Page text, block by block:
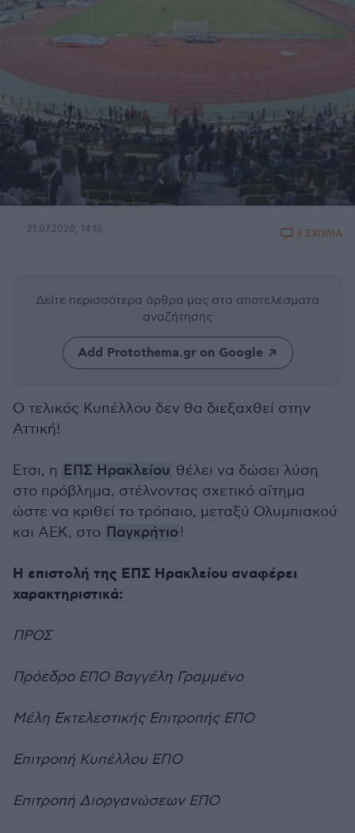
21.07.2020, 14:16 3 ΣΧΟΛΙΑ
Δείτε περισσότερα άρθρα μας στα αποτελέσματα
αναζήτησης
Add Protothema.gr on Google
Ο τελικός Κυπέλλου δεν θα διεξαχθεί στην
Αττική!
Ετσι, η ΕΠΣ Ηρακλείου θέλει να δώσει λύση
στο πρόβλημα, στέλνοντας σχετικό αίτημα
ώστε να κριθεί το τρόπαιο, μεταξύ Ολυμπιακού
και ΑΕΚ, στο Παγκρήτιο!
Η επιστολή της ΕΠΣ Ηρακλείου αναφέρει
χαρακτηριστικά:
ΠΡΟΣ
Πρόεδρο ΕΠΟ Βαγγέλη Γραμμένο
Μέλη Εκτελεστικής Επιτροπής ΕΠΟ
Επιτροπή Κυπέλλου ΕΠΟ
Επιτροπή Διοργανώσεων ΕΠΟ